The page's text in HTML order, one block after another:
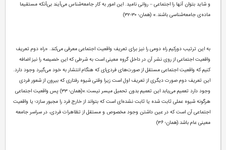
و شاید بتوان آنها را اجتماعی – روانی نامید. این امور به کار جامعه‌شناس می‌آیند بی‌آنکه مستقیما
ماده‌ی جامعه‌شناسی باشند.» (همان؛ ۳۰-۳۲)
به این ترتیب دورکیم راه دومی را نیز برای تعریف واقعیت اجتماعی معرفی می‌کند. «راه دوم تعریف
واقعیت اجتماعی از روی نشر آن در داخل گروه معینی است به شرطی که این خصیصه را نیز اضافه
کنیم که واقعیت اجتماعی مستقل از صورت‌های فردی‌ای که هنگام انتشار به خود می‌گیرد وجود دارد.
این تعریف دوم صورت دیگری از تعریف اول است زیرا وقتی شیوه رفتاری که بیرون از شعور فردی
وجود دارد تعمیم می‌یابد این تعمیم بدون تحمیل میسر نیست.»(همان؛ ۳۳) پس واقعیت اجتماعی
هرگونه شیوه عملی ثابت شده یا ثابت نشده‌ای است که بتواند از خارج فرد را مجبور سازد؛ یا واقعیت
اجتماعی آن است که در عین داشتن وجود مخصوص و مستقل از تظاهرات فردی، در سراسر جامعه
معینی عام باشد.(همان؛ ۳۶)